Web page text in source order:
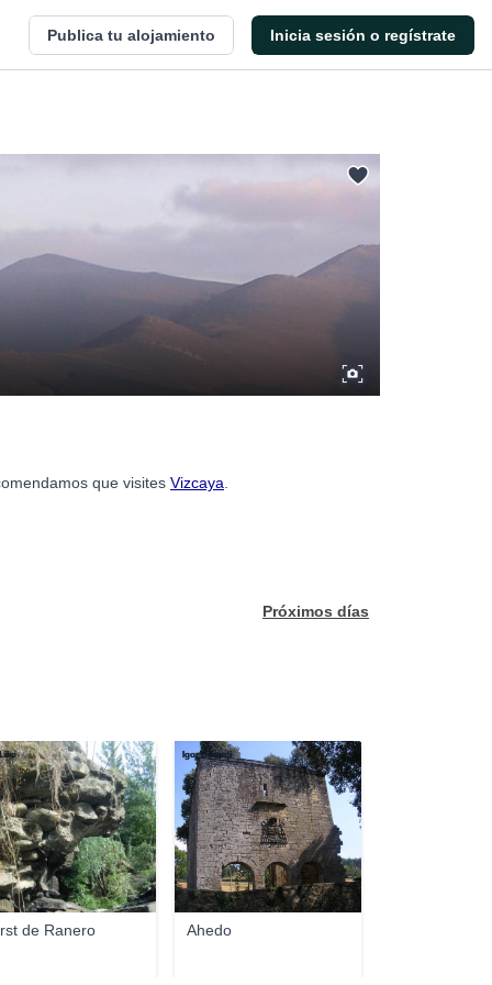
Publica tu alojamiento Inicia sesión o regístrate
que visites Vizcaya
Próximos días
de Ranero Ahedo
Igor Bikandi